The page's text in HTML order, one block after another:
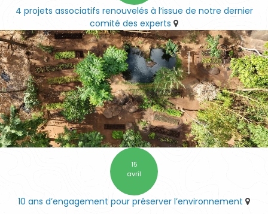
4 projets associatifs renouvelés à l’issue de notre dernier
comité des experts
15
avril
10 ans d’engagement pour préserver l’environnement